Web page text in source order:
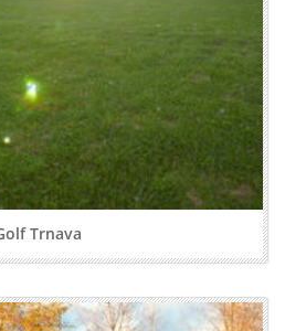
Trnava